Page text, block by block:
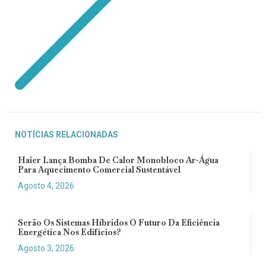
NOTÍCIAS RELACIONADAS
Haier Lança Bomba De Calor Monobloco Ar-Água
Para Aquecimento Comercial Sustentável
Agosto 4, 2026
Serão Os Sistemas Híbridos O Futuro Da Eficiência
Energética Nos Edifícios?
Agosto 3, 2026